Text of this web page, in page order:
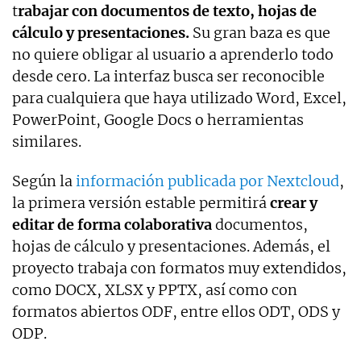
trabajar con documentos de texto, hojas de
cálculo y presentaciones. Su gran baza es que
no quiere obligar al usuario a aprenderlo todo
desde cero. La interfaz busca ser reconocible
para cualquiera que haya utilizado Word, Excel,
PowerPoint, Google Docs o herramientas
similares.
Según lainformación publicada por Nextcloud,
la primera versión estable permitirácrear y
editar de forma colaborativadocumentos,
hojas de cálculo y presentaciones. Además, el
proyecto trabaja con formatos muy extendidos,
como DOCX, XLSX y PPTX, así como con
formatos abiertos ODF, entre ellos ODT, ODS y
ODP.